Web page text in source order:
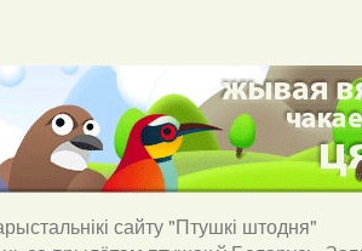
сайту "Птушкі штодня"